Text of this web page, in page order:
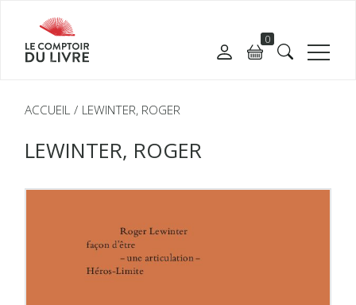
0
ACCUEIL LEWINTER, ROGER
LEWINTER, ROGER